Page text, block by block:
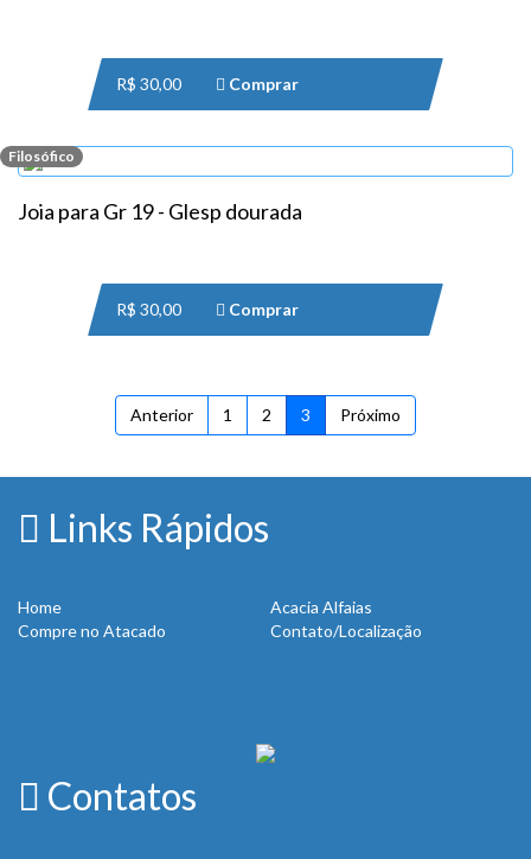
R$ 30,00 Comprar
Filosófico
Joia para Gr 19 - Glesp dourada
R$ 30,00 Comprar
Anterior 1 2 3 Próximo
Links Rápidos
Home
Acacia Alfaias
Compre no Atacado
Contato/Localização
Contatos